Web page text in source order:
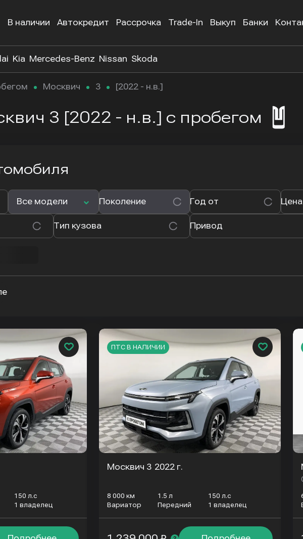
В наличии Автокредит Рассрочка Trade-In Выкуп Банки
Kia Mercedes-Benz Nissan Skoda
Москвич 3 [2022 - н.в.]
3 [2022 - н.в.] с пробегом
Все модели Поколение Год от
Тип кузова Привод
150 л.с
1 владелец
ПТС В НАЛИЧИИ
Москвич 3 2022 г.
8 000 км 1.5 л
150 л.с
Вариатор
Передний 1 владелец